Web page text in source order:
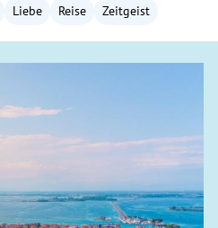
Liebe Reise Zeitgeist